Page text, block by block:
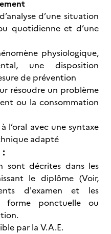
d’une situation
quotidienne et d’une
physiologique,
une disposition
de prévention
résoudre un problème
ou la consommation
l’oral avec une syntaxe
adapté
sont décrites dans les
le diplôme (Voir,
d'examen et les
forme ponctuelle ou
par la V.A.E.